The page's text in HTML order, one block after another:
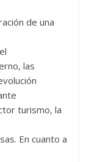
de una
las
turismo, la
En cuanto a